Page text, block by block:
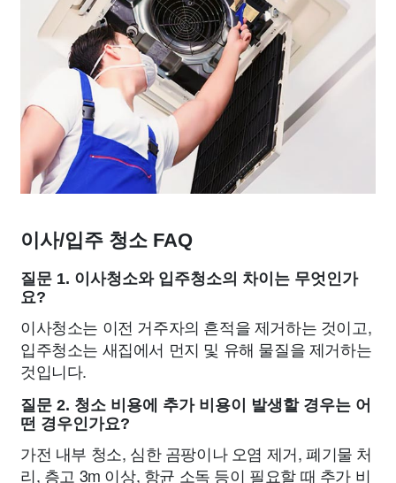
이사/입주 청소 FAQ
질문 1. 이사청소와 입주청소의 차이는 무엇인가
요?
이사청소는 이전 거주자의 흔적을 제거하는 것이고,
입주청소는 새집에서 먼지 및 유해 물질을 제거하는
것입니다.
질문 2. 청소 비용에 추가 비용이 발생할 경우는 어
떤 경우인가요?
가전 내부 청소, 심한 곰팡이나 오염 제거, 폐기물 처
리, 층고 3m 이상, 항균 소독 등이 필요할 때 추가 비